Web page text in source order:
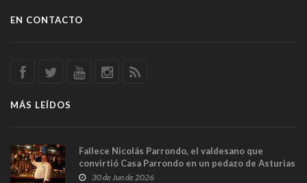
EN CONTACTO
MÁS LEÍDOS
Fallece Nicolás Parrondo, el valdesano que
convirtió Casa Parrondo en un pedazo de Asturias
en Madrid
30 de Jun de 2026